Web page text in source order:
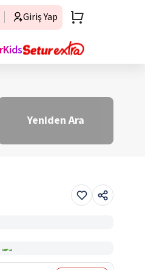
Giriş Yap
Yeniden Ara